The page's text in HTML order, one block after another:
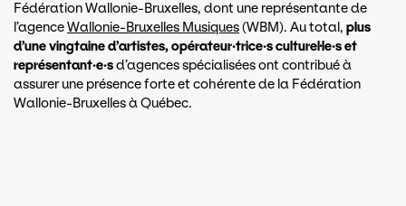
Fédération Wallonie-Bruxelles, dont une représentante de
l’agenceWallonie-Bruxelles Musiques(WBM). Au total, plus
d’une vingtaine d’artistes, opérateur·trice·s culturel·le·s et
représentant·e·sd’agences spécialisées ont contribué à
assurer une présence forte et cohérente de la Fédération
Wallonie-Bruxelles à Québec.